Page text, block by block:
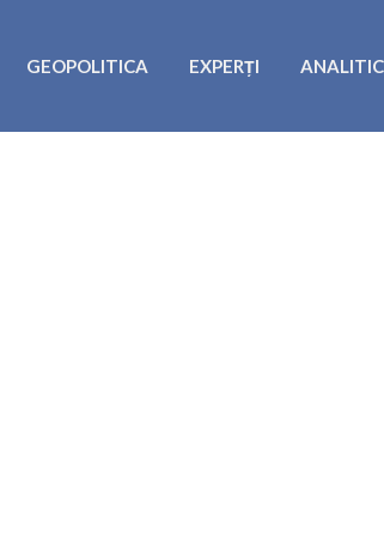
GEOPOLITICA EXPERȚI